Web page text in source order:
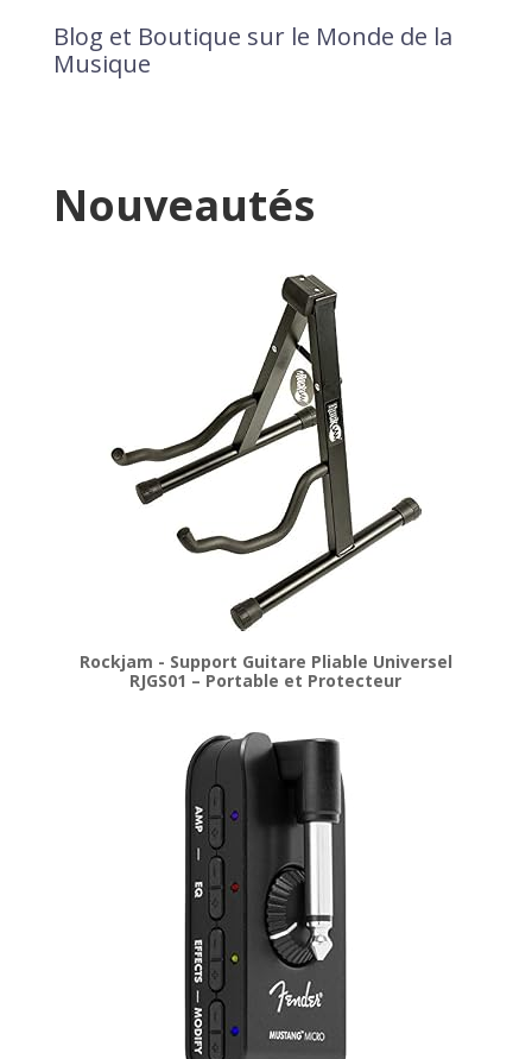
Blog et Boutique sur le Monde de la
Musique
Nouveautés
Rockjam - Support Guitare Pliable Universel
RJGS01 – Portable et Protecteur